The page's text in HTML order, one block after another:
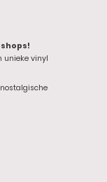
unieke vinyl